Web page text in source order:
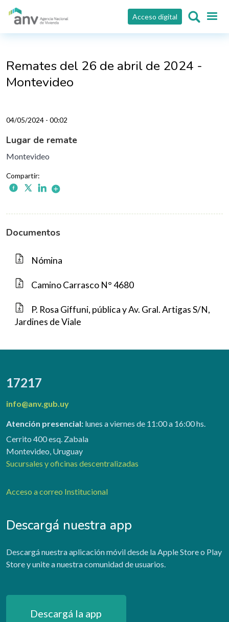
Pasar al contenido principal
Acceso digital
Remates del 26 de abril de 2024 -
Montevideo
04/05/2024 - 00:02
Lugar de remate
Montevideo
Documentos
Nómina
Camino Carrasco N° 4680
P. Rosa Giffuni, pública y Av. Gral. Artigas S/N,
Jardines de Viale
17217
info@anv.gub.uy
Atención presencial: lunes a viernes de 11:00 a 16:00 hs.
Cerrito 400 esq. Zabala
Montevideo, Uruguay
Sucursales y oficinas descentralizadas
Acceso a correo Institucional
Descargá nuestra app
Descargá nuestra aplicación móvil desde la Apple Store o Play
Store y unite a nuestra comunidad de usuarios.
Descargá la app